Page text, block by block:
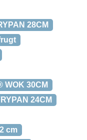
28CM
30CM
24CM
cm